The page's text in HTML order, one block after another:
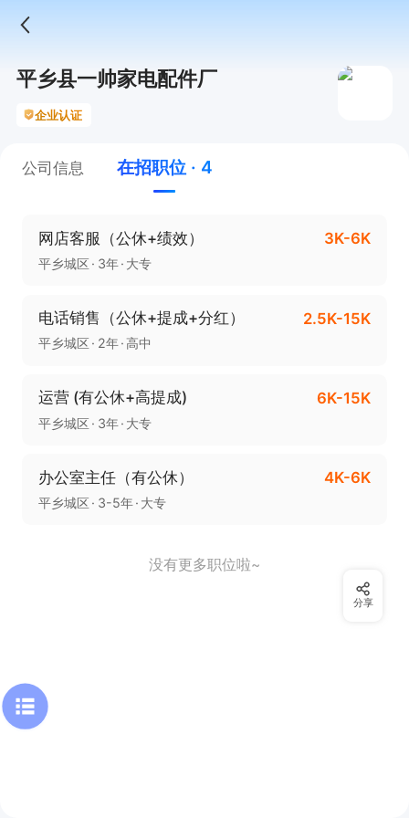
平乡县一帅家电配件厂
企业认证
公司信息 在招职位 · 4
网店客服（公休+绩效） 3K-6K
平乡城区 3年 大专
电话销售（公休+提成+分红） 2.5K-15K
平乡城区 2年 高中
运营 (有公休+高提成) 6K-15K
平乡城区 3年 大专
办公室主任（有公休） 4K-6K
平乡城区 3-5年 大专
没有更多职位啦~
分享